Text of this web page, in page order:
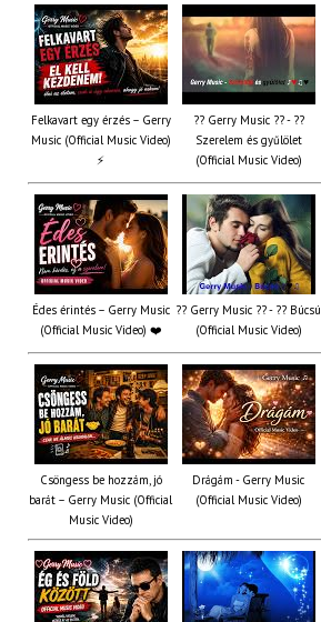
Felkavart egy érzés – Gerry
Music (Official Music Video)
⚡
?? Gerry Music ?? - ??
Szerelem és gyűlölet
(Official Music Video)
Édes érintés – Gerry Music
(Official Music Video) ❤️
?? Gerry Music ?? - ?? Búcsú
(Official Music Video)
Csöngess be hozzám, jó
barát – Gerry Music (Official
Music Video)
Drágám - Gerry Music
(Official Music Video)